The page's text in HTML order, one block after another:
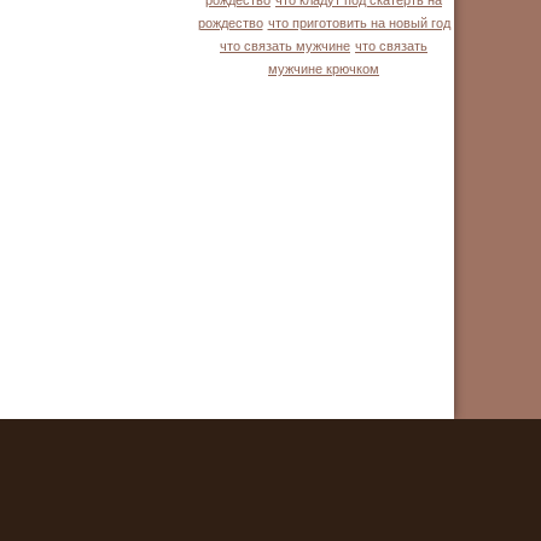
рождество что приготовить на новый год
что связать мужчине что связать
мужчине крючком